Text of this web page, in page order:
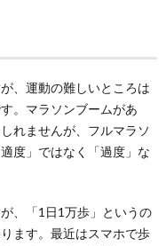
、運動の難しいところは
。マラソンブームがあ
れませんが、フルマラソ
度」ではなく「過度」な
、「1日1万歩」というの
ます。最近はスマホで歩